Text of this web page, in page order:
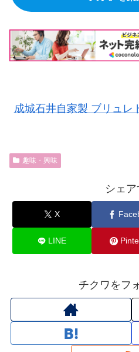
成城石井自家製 ブリュレ
趣味・興味
シェア
X
LINE
チクワをフ